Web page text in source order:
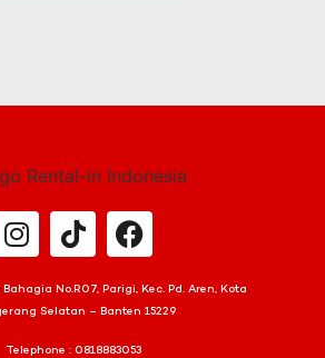
No.R07, Parigi, Kec. Pd. Aren, Kota
Selatan – Banten 15229
Telephone : 0818883053